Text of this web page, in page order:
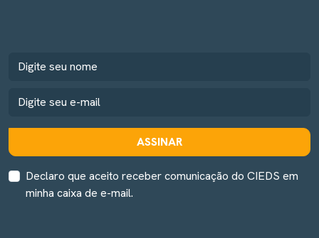
ASSINAR
Declaro que aceito receber comunicação do CIEDS em
minha caixa de e-mail.